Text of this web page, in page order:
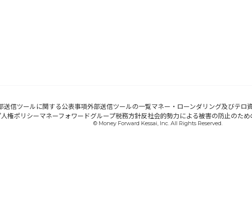
送信ツールに関する公表事項外部送信ツールの一覧マネー・ローンダリング及びテロ
権ポリシーマネーフォワードグループ税務方針反社会的勢力による被害の防止のた
© Money Forward Kessai, Inc. All Rights Reserved.